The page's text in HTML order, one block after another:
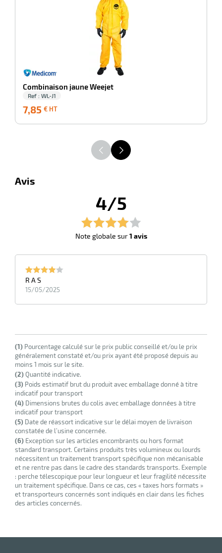
Combinaison jaune Weejet
Ref : WL-J1
7,85 € HT
HT
Avis
4/5
Note globale sur1 avis
R A S
15/05/2025
(1) Pourcentage calculé sur le prix public conseillé et/ou le prix
généralement constaté et/ou prix ayant été proposé depuis au
moins 1 mois sur le site.
(2)Quantité indicative.
(3) Poids estimatif brut du produit avec emballage donné à titre
indicatif pour transport
(4) Dimensions brutes du colis avec emballage données à titre
indicatif pour transport
(5) Date de réassort indicative sur le délai moyen de livraison
constatée de l’usine concernée.
(6) Exception sur les articles encombrants ou hors format
standard transport. Certains produits très volumineux ou lourds
nécessitent un traitement transport spécifique non mécanisable
et ne rentre pas dans le cadre des standards transports. Exemple
: perche télescopique pour leur longueur et leur fragilité nécessite
un traitement spécifique. Dans ce cas, ces « taxes hors formats »
et transporteurs concernés sont indiqués en clair dans les fiches
des articles concernés.